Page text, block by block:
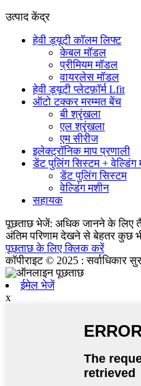
उत्पाद केंद्र
हेवी ड्यूटी कॉलम लिफ्ट
केबल मॉडल
प्रीमियम मॉडल
वायरलेस मॉडल
हेवी ड्यूटी प्लेटफ़ॉर्म Lfit
ऑटो टक्कर मरम्मत बेंच
बी श्रृंखला
एल श्रृंखला
एम सीरीज
इलेक्ट्रॉनिक माप प्रणाली
डेंट पुलिंग सिस्टम + वेल्डिंग
डेंट पुलिंग सिस्टम
वेल्डिंग मशीन
सहायक
पूछताछ भेजें: अधिक जानने के लिए
अंतिम परिणाम देखने से बेहतर कुछ
पूछताछ के लिए क्लिक करें
कॉपीराइट © 2025 : सर्वाधिकार
ईमेल भेजें
x